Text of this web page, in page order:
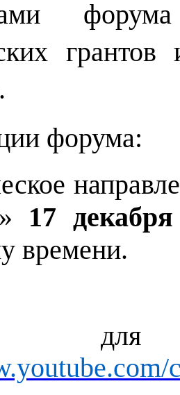
форума:
17
времени.
для